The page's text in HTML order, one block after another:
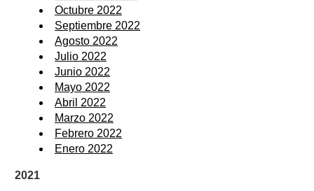
Octubre 2022
Septiembre 2022
Agosto 2022
Julio 2022
Junio 2022
Mayo 2022
Abril 2022
Marzo 2022
Febrero 2022
Enero 2022
2021